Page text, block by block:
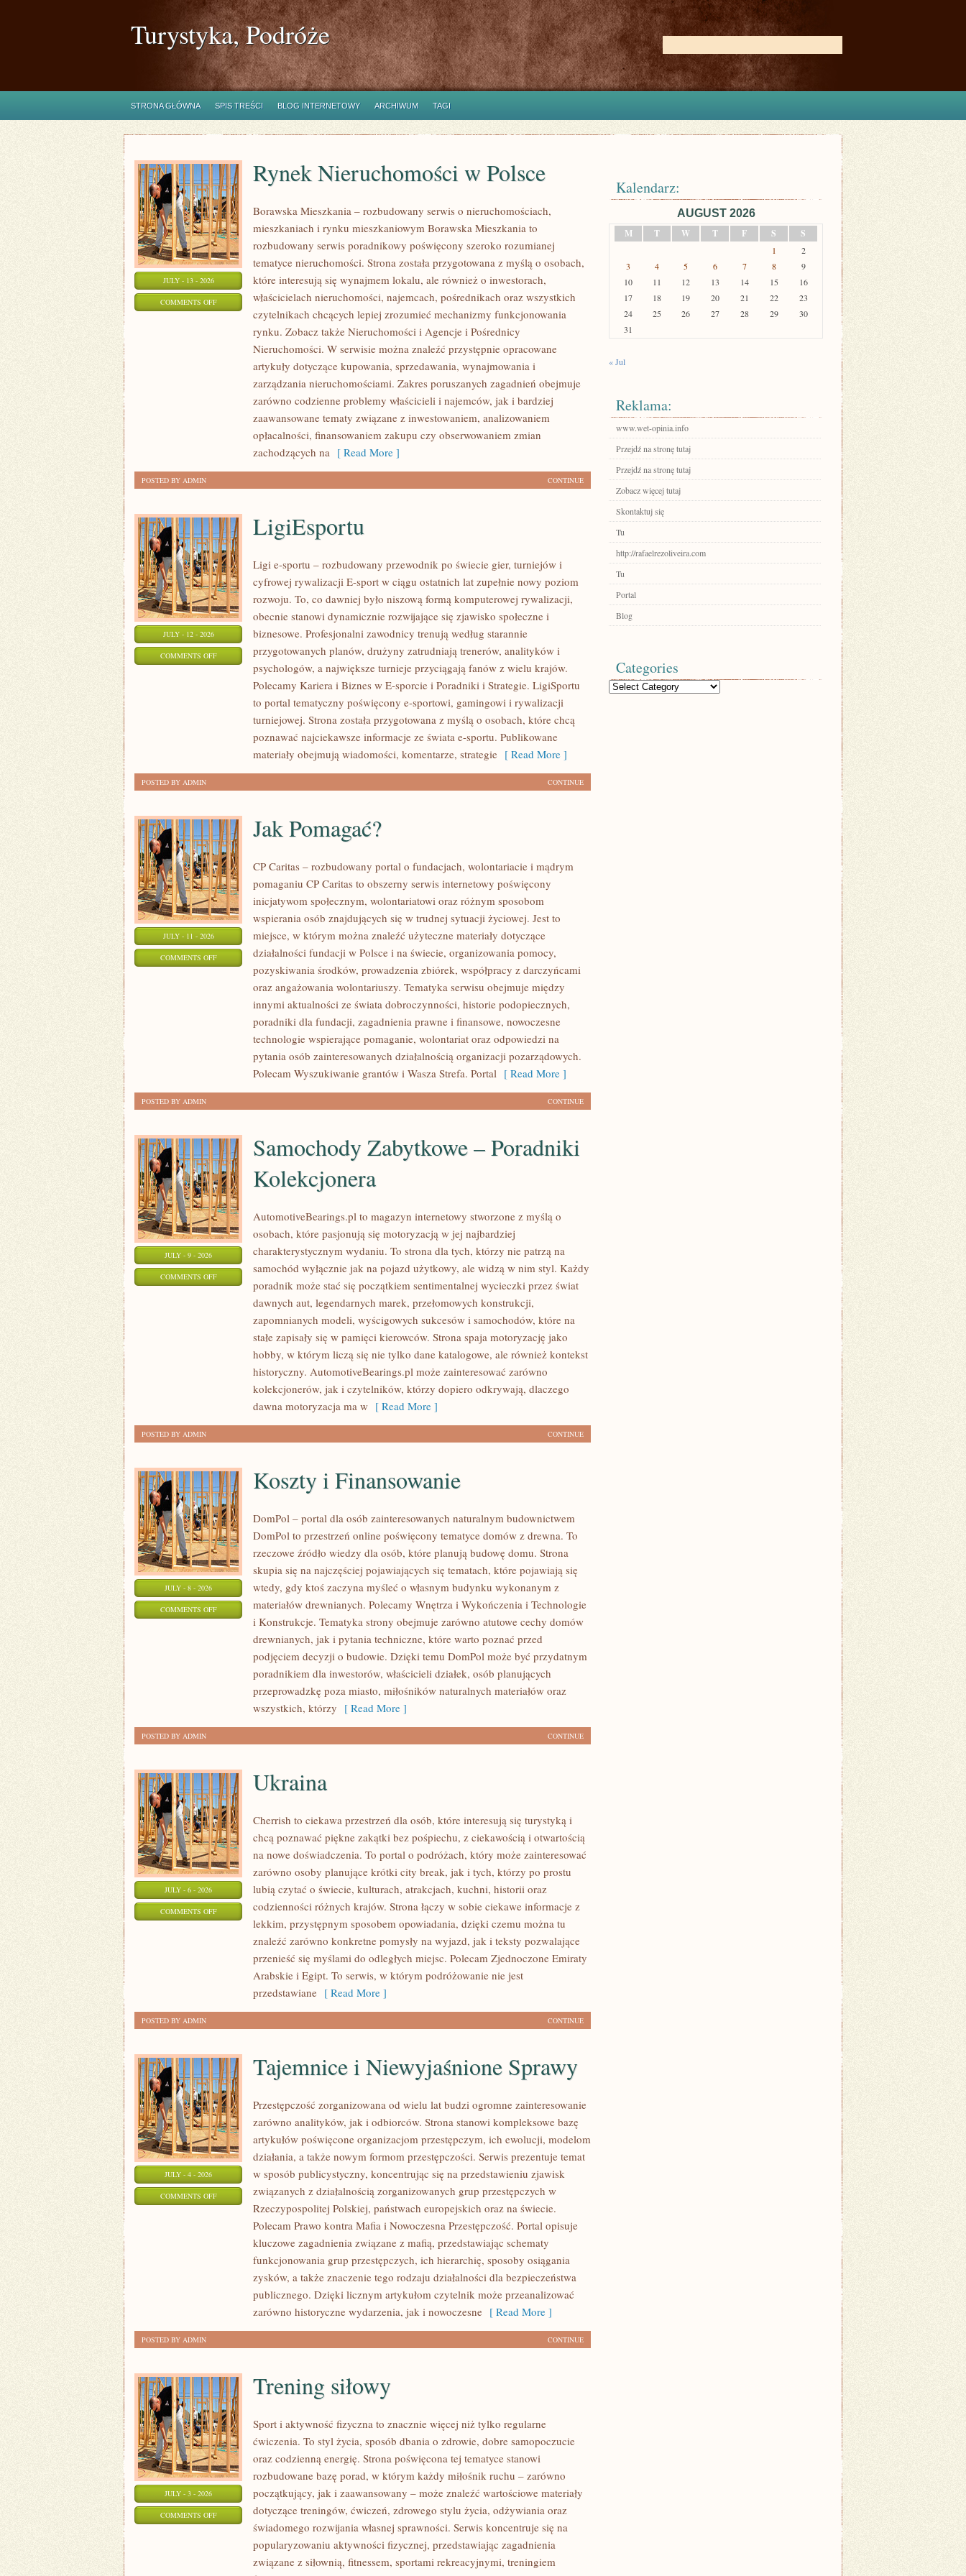
Turystyka, Podróże
STRONA GŁÓWNA SPIS TREŚCI BLOG INTERNETOWY ARCHIWUM TAGI
JULY - 13 - 2026
COMMENTS OFFON
NIERUCHOMOŚCI
Rynek Nieruchomości w Polsce
Borawska Mieszkania – rozbudowany serwis o nieruchomościach,
mieszkaniach i rynku mieszkaniowym Borawska Mieszkania to
rozbudowany serwis poradnikowy poświęcony szeroko rozumianej
tematyce nieruchomości. Strona została przygotowana z myślą o osobach,
które interesują się wynajmem lokalu, ale również o inwestorach,
właścicielach nieruchomości, najemcach, pośrednikach oraz wszystkich
czytelnikach chcących lepiej zrozumieć mechanizmy funkcjonowania
rynku. Zobacz także Nieruchomości i Agencje i Pośrednicy
Nieruchomości. W serwisie można znaleźć przystępnie opracowane
artykuły dotyczące kupowania, sprzedawania, wynajmowania i
zarządzania nieruchomościami. Zakres poruszanych zagadnień obejmuje
zarówno codzienne problemy właścicieli i najemców, jak i bardziej
zaawansowane tematy związane z inwestowaniem, analizowaniem
opłacalności, finansowaniem zakupu czy obserwowaniem zmian
zachodzących na [ Read More ]
CONTINUE
POSTED BY ADMIN
JULY - 12 - 2026
COMMENTS OFFON
LIGIESPORTU
LigiEsportu
Ligi e-sportu – rozbudowany przewodnik po świecie gier, turniejów i
cyfrowej rywalizacji E-sport w ciągu ostatnich lat zupełnie nowy poziom
rozwoju. To, co dawniej było niszową formą komputerowej rywalizacji,
obecnie stanowi dynamicznie rozwijające się zjawisko społeczne i
biznesowe. Profesjonalni zawodnicy trenują według starannie
przygotowanych planów, drużyny zatrudniają trenerów, analityków i
psychologów, a największe turnieje przyciągają fanów z wielu krajów.
Polecamy Kariera i Biznes w E-sporcie i Poradniki i Strategie. LigiSportu
to portal tematyczny poświęcony e-sportowi, gamingowi i rywalizacji
turniejowej. Strona została przygotowana z myślą o osobach, które chcą
poznawać najciekawsze informacje ze świata e-sportu. Publikowane
materiały obejmują wiadomości, komentarze, strategie [ Read More ]
CONTINUE
POSTED BY ADMIN
JULY - 11 - 2026
COMMENTS OFFON
POMAGAĆ?
Jak Pomagać?
CP Caritas – rozbudowany portal o fundacjach, wolontariacie i mądrym
pomaganiu CP Caritas to obszerny serwis internetowy poświęcony
inicjatywom społecznym, wolontariatowi oraz różnym sposobom
wspierania osób znajdujących się w trudnej sytuacji życiowej. Jest to
miejsce, w którym można znaleźć użyteczne materiały dotyczące
działalności fundacji w Polsce i na świecie, organizowania pomocy,
pozyskiwania środków, prowadzenia zbiórek, współpracy z darczyńcami
oraz angażowania wolontariuszy. Tematyka serwisu obejmuje między
innymi aktualności ze świata dobroczynności, historie podopiecznych,
poradniki dla fundacji, zagadnienia prawne i finansowe, nowoczesne
technologie wspierające pomaganie, wolontariat oraz odpowiedzi na
pytania osób zainteresowanych działalnością organizacji pozarządowych.
Polecam Wyszukiwanie grantów i Wasza Strefa. Portal [ Read More ]
CONTINUE
POSTED BY ADMIN
JULY - 9 - 2026
COMMENTS OFFON
SAMOCHODY
Samochody Zabytkowe – Poradniki
Kolekcjonera
AutomotiveBearings.pl to magazyn internetowy stworzone z myślą o
osobach, które pasjonują się motoryzacją w jej najbardziej
charakterystycznym wydaniu. To strona dla tych, którzy nie patrzą na
samochód wyłącznie jak na pojazd użytkowy, ale widzą w nim styl. Każdy
poradnik może stać się początkiem sentimentalnej wycieczki przez świat
dawnych aut, legendarnych marek, przełomowych konstrukcji,
zapomnianych modeli, wyścigowych sukcesów i samochodów, które na
stałe zapisały się w pamięci kierowców. Strona spaja motoryzację jako
hobby, w którym liczą się nie tylko dane katalogowe, ale również kontekst
historyczny. AutomotiveBearings.pl może zainteresować zarówno
kolekcjonerów, jak i czytelników, którzy dopiero odkrywają, dlaczego
dawna motoryzacja ma w [ Read More ]
CONTINUE
POSTED BY ADMIN
JULY - 8 - 2026
COMMENTS OFFON
FINANSOWANIE
Koszty i Finansowanie
DomPol – portal dla osób zainteresowanych naturalnym budownictwem
DomPol to przestrzeń online poświęcony tematyce domów z drewna. To
rzeczowe źródło wiedzy dla osób, które planują budowę domu. Strona
skupia się na najczęściej pojawiających się tematach, które pojawiają się
wtedy, gdy ktoś zaczyna myśleć o własnym budynku wykonanym z
materiałów drewnianych. Polecamy Wnętrza i Wykończenia i Technologie
i Konstrukcje. Tematyka strony obejmuje zarówno atutowe cechy domów
drewnianych, jak i pytania techniczne, które warto poznać przed
podjęciem decyzji o budowie. Dzięki temu DomPol może być przydatnym
poradnikiem dla inwestorów, właścicieli działek, osób planujących
przeprowadzkę poza miasto, miłośników naturalnych materiałów oraz
wszystkich, którzy [ Read More ]
CONTINUE
POSTED BY ADMIN
JULY - 6 - 2026
COMMENTS OFFON
Ukraina
Cherrish to ciekawa przestrzeń dla osób, które interesują się turystyką i
chcą poznawać piękne zakątki bez pośpiechu, z ciekawością i otwartością
na nowe doświadczenia. To portal o podróżach, który może zainteresować
zarówno osoby planujące krótki city break, jak i tych, którzy po prostu
lubią czytać o świecie, kulturach, atrakcjach, kuchni, historii oraz
codzienności różnych krajów. Strona łączy w sobie ciekawe informacje z
lekkim, przystępnym sposobem opowiadania, dzięki czemu można tu
znaleźć zarówno konkretne pomysły na wyjazd, jak i teksty pozwalające
przenieść się myślami do odległych miejsc. Polecam Zjednoczone Emiraty
Arabskie i Egipt. To serwis, w którym podróżowanie nie jest
przedstawiane [ Read More ]
CONTINUE
POSTED BY ADMIN
JULY - 4 - 2026
COMMENTS OFFON
TAJEMNICE
NIEWYJAŚNIONE
Tajemnice i Niewyjaśnione Sprawy
Przestępczość zorganizowana od wielu lat budzi ogromne zainteresowanie
zarówno analityków, jak i odbiorców. Strona stanowi kompleksowe bazę
artykułów poświęcone organizacjom przestępczym, ich ewolucji, modelom
działania, a także nowym formom przestępczości. Serwis prezentuje temat
w sposób publicystyczny, koncentrując się na przedstawieniu zjawisk
związanych z działalnością zorganizowanych grup przestępczych w
Rzeczypospolitej Polskiej, państwach europejskich oraz na świecie.
Polecam Prawo kontra Mafia i Nowoczesna Przestępczość. Portal opisuje
kluczowe zagadnienia związane z mafią, przedstawiając schematy
funkcjonowania grup przestępczych, ich hierarchię, sposoby osiągania
zysków, a także znaczenie tego rodzaju działalności dla bezpieczeństwa
publicznego. Dzięki licznym artykułom czytelnik może przeanalizować
zarówno historyczne wydarzenia, jak i nowoczesne [ Read More ]
CONTINUE
POSTED BY ADMIN
JULY - 3 - 2026
COMMENTS OFFON
Trening siłowy
Sport i aktywność fizyczna to znacznie więcej niż tylko regularne
ćwiczenia. To styl życia, sposób dbania o zdrowie, dobre samopoczucie
oraz codzienną energię. Strona poświęcona tej tematyce stanowi
rozbudowane bazę porad, w którym każdy miłośnik ruchu – zarówno
początkujący, jak i zaawansowany – może znaleźć wartościowe materiały
dotyczące treningów, ćwiczeń, zdrowego stylu życia, odżywiania oraz
świadomego rozwijania własnej sprawności. Serwis koncentruje się na
popularyzowaniu aktywności fizycznej, przedstawiając zagadnienia
związane z siłownią, fitnessem, sportami rekreacyjnymi, treningiem
Kalendarz:
AUGUST 2026
M
T W T F S S
1
2
3
4 5 6 7 8
9
10
11 12 13 14 15
16
17
18 19 20 21 22
23
24
25 26 27 28 29
30
31
« Jul
Reklama:
www.wet-opinia.info
Przejdź na stronę tutaj
Przejdź na stronę tutaj
Zobacz więcej tutaj
Skontaktuj się
Tu
http://rafaelrezoliveira.com
Tu
Portal
Blog
Categories
Categories